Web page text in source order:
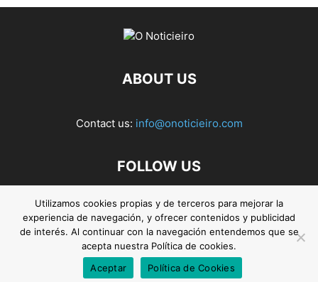
ABOUT US
Contact us: info@onoticieiro.com
FOLLOW US
© 2026. O Noticieiro
Utilizamos cookies propias y de terceros para mejorar la
experiencia de navegación, y ofrecer contenidos y publicidad
de interés. Al continuar con la navegación entendemos que se
acepta nuestra Política de cookies.
Aceptar
Política de Cookies